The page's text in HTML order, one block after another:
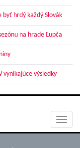
byť hrdý každý Slovák
na hrade Ľupča
vynikajúce výsledky